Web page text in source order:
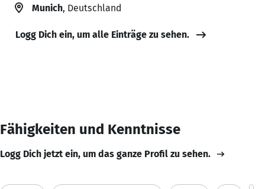
Munich, Deutschland
Logg Dich ein, um alle Einträge zu sehen.
Fähigkeiten und Kenntnisse
Logg Dich jetzt ein, um das ganze Profil zu sehen.